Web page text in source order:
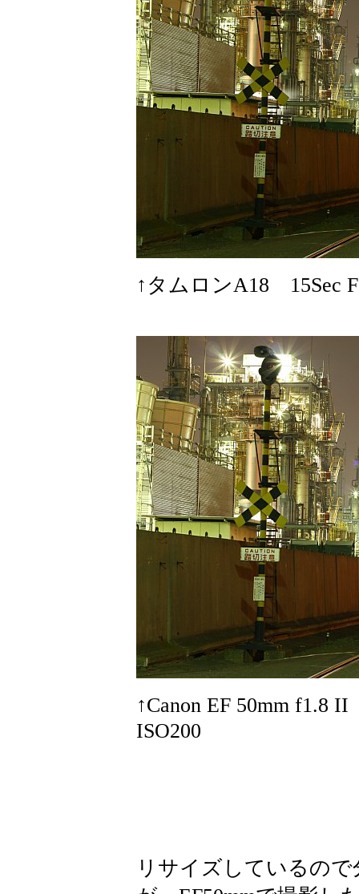
↑タムロンA18 15Sec
↑Canon EF 50mm f1.8
ISO200
リサイズしているの